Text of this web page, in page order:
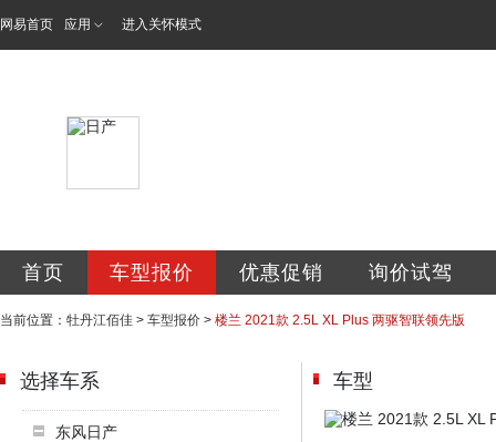
网易首页 应用 进入关怀模式
首页 车型报价 优惠促销 询价试驾
当前位置： 牡丹江佰佳 > 车型报价 > 楼兰 2021款 2.5L XL Plus 两驱智联领先版
选择车系
东风日产
车型